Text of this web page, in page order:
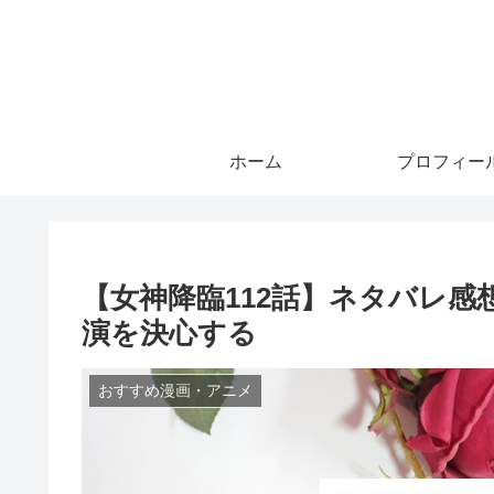
ホーム プロフィー
【女神降臨112話】ネタバレ
演を決心する
おすすめ漫画・アニメ